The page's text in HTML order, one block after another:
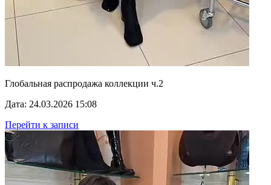
Глобальная распродажа коллекции ч.2
Дата: 24.03.2026 15:08
Перейти к записи